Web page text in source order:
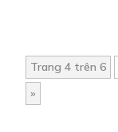
Trang 4 trên 6
»